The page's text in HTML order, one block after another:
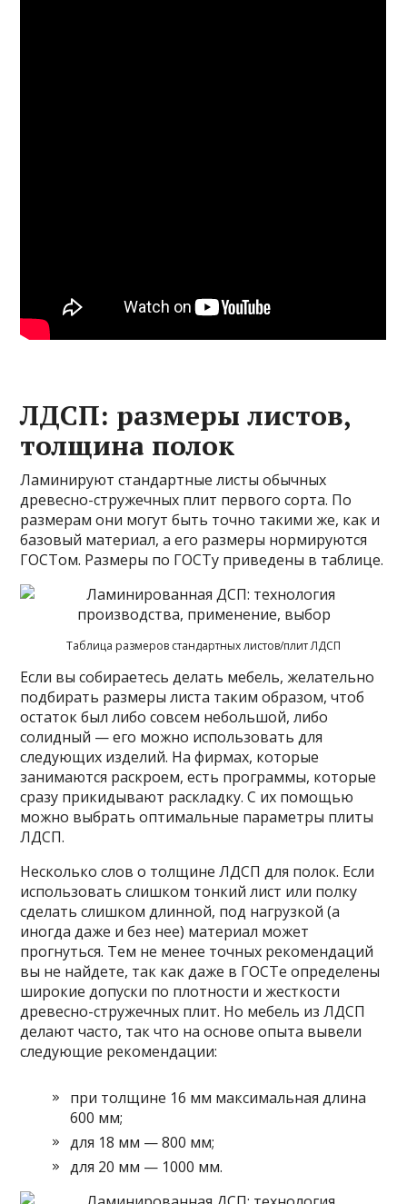
ЛДСП: размеры листов,
толщина полок
Ламинируют стандартные листы обычных
древесно-стружечных плит первого сорта. По
размерам они могут быть точно такими же, как и
базовый материал, а его размеры нормируются
ГОСТом. Размеры по ГОСТу приведены в таблице.
Таблица размеров стандартных листов/плит ЛДСП
Если вы собираетесь делать мебель, желательно
подбирать размеры листа таким образом, чтоб
остаток был либо совсем небольшой, либо
солидный — его можно использовать для
следующих изделий. На фирмах, которые
занимаются раскроем, есть программы, которые
сразу прикидывают раскладку. С их помощью
можно выбрать оптимальные параметры плиты
ЛДСП.
Несколько слов о толщине ЛДСП для полок. Если
использовать слишком тонкий лист или полку
сделать слишком длинной, под нагрузкой (а
иногда даже и без нее) материал может
прогнуться. Тем не менее точных рекомендаций
вы не найдете, так как даже в ГОСТе определены
широкие допуски по плотности и жесткости
древесно-стружечных плит. Но мебель из ЛДСП
делают часто, так что на основе опыта вывели
следующие рекомендации:
при толщине 16 мм максимальная длина
600 мм;
для 18 мм — 800 мм;
для 20 мм — 1000 мм.